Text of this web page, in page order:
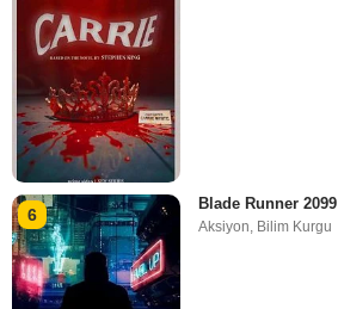
6
Blade Runner 2099
Aksiyon, Bilim Kurgu